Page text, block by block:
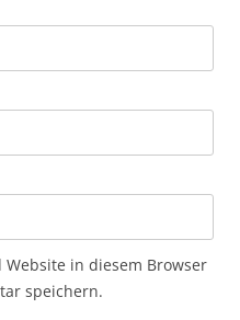
in diesem Browser
speichern.